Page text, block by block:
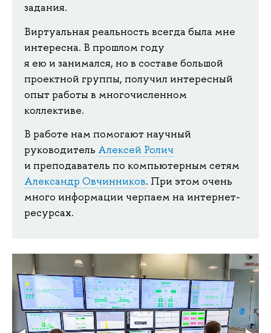
задания.
Виртуальная реальность всегда была мне
интересна. В прошлом году
я ею и занимался, но в составе большой
проектной группы, получил интересный
опыт работы в многочисленном
коллективе.
В работе нам помогают научный
руководитель Алексей Ролич
и преподаватель по компьютерным сетям
Александр Овчинников. При этом очень
много информации черпаем на интернет-
ресурсах.